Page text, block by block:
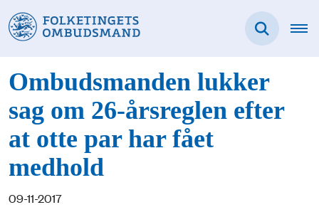
Ombudsmanden lukker
sag om 26-årsreglen efter
at otte par har fået
medhold
09-11-2017